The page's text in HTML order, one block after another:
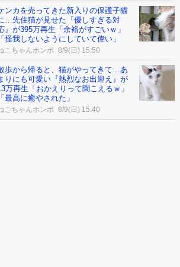
ンカを売ってきた新入りの保護子猫
…先住猫が見せた『優しすぎる対
』が395万再生「余裕がすごいｗ」
「怪我しないようにしていて偉い」
こちゃんホンポ 8/9(日) 15:50
歩から帰ると、猫がやってきて…あ
りにも可愛い『熱烈なお出迎え』が
万再生「おかえりって聞こえるｗ」
「最高に癒やされた」
こちゃんホンポ 8/9(日) 15:40